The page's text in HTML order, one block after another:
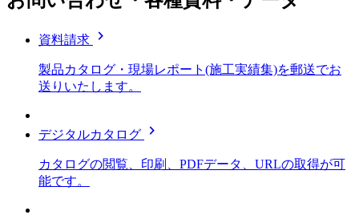
資料請求 chevron_right
製品カタログ・現場レポート(施工実績集)を郵送でお
送りいたします。
デジタルカタログ chevron_right
カタログの閲覧、印刷、PDFデータ、URLの取得が可
能です。